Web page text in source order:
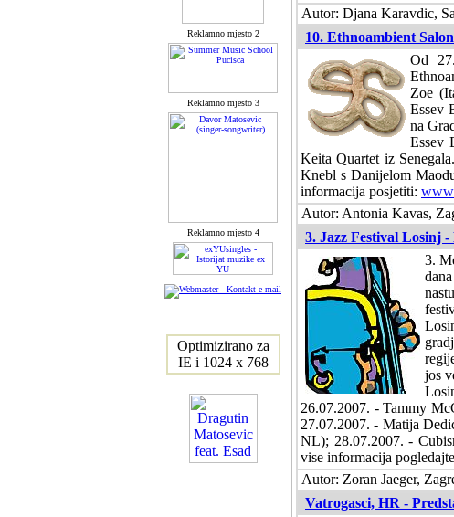
Reklamno mjesto 2
Reklamno mjesto 3
Reklamno mjesto 4
Optimizirano za
IE i 1024 x 768
Autor: Djana Karavdic,
10. Ethnoambient
Od
Zoe
Essev
na
Essev
Keita Quartet iz
Knebl s Danijelom
informacija posjetiti:
Autor: Antonia Kavas,
3. Jazz Festival Losinj -
3.
jos
26.07.2007. - Tammy
27.07.2007. - Matija
NL); 28.07.2007. -
vise informacija
Autor: Zoran Jaeger,
Vatrogasci, HR -